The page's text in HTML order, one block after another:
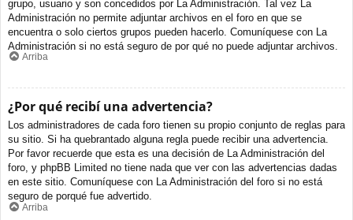
grupo, usuario y son concedidos por La Administración. Tal vez La
Administración no permite adjuntar archivos en el foro en que se
encuentra o solo ciertos grupos pueden hacerlo. Comuníquese con La
Administración si no está seguro de por qué no puede adjuntar archivos.
Arriba
¿Por qué recibí una advertencia?
Los administradores de cada foro tienen su propio conjunto de reglas para
su sitio. Si ha quebrantado alguna regla puede recibir una advertencia.
Por favor recuerde que esta es una decisión de La Administración del
foro, y phpBB Limited no tiene nada que ver con las advertencias dadas
en este sitio. Comuníquese con La Administración del foro si no está
seguro de porqué fue advertido.
Arriba